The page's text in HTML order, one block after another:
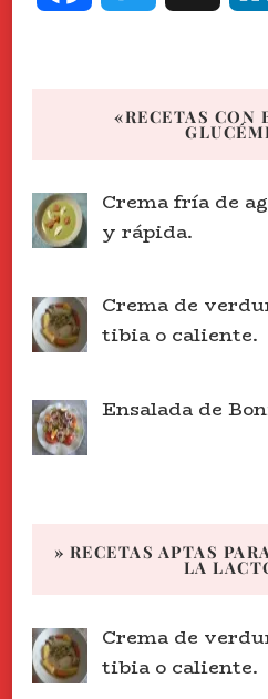
«RECETAS CON
Crema fría de
y rápida.
Crema de
tibia o caliente.
Ensalada de
» RECETAS APTAS
LA
Crema de
tibia o caliente.